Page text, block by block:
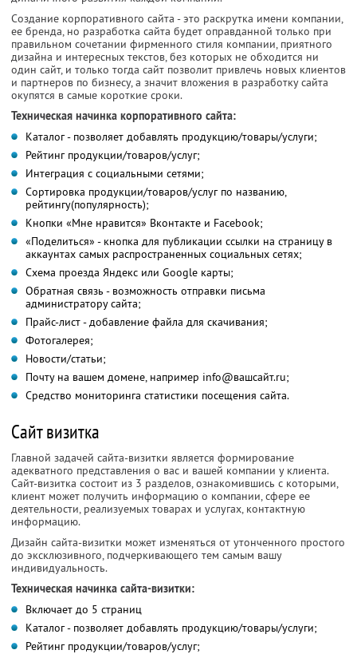
Создание корпоративного сайта - это раскрутка имени компании,
ее бренда, но разработка сайта будет оправданной только при
правильном сочетании фирменного стиля компании, приятного
дизайна и интересных текстов, без которых не обходится ни
один сайт, и только тогда сайт позволит привлечь новых клиентов
и партнеров по бизнесу, а значит вложения в разработку сайта
окупятся в самые короткие сроки.
Техническая начинка корпоративного сайта:
Каталог - позволяет добавлять продукцию/товары/услуги;
Рейтинг продукции/товаров/услуг;
Интеграция с социальными сетями;
Сортировка продукции/товаров/услуг по названию,
рейтингу(популярность);
Кнопки «Мне нравится» Вконтакте и Facebook;
«Поделиться» - кнопка для публикации ссылки на страницу в
аккаунтах самых распространенных социальных сетях;
Схема проезда Яндекс или Google карты;
Обратная связь - возможность отправки письма
администратору сайта;
Прайс-лист - добавление файла для скачивания;
Фотогалерея;
Новости/статьи;
Почту на вашем домене, например info@вашсайт.ru;
Средство мониторинга статистики посещения сайта.
Сайт визитка
Главной задачей сайта-визитки является формирование
адекватного представления о вас и вашей компании у клиента.
Сайт-визитка состоит из 3 разделов, ознакомившись с которыми,
клиент может получить информацию о компании, сфере ее
деятельности, реализуемых товарах и услугах, контактную
информацию.
Дизайн сайта-визитки может изменяться от утонченного простого
до эксклюзивного, подчеркивающего тем самым вашу
индивидуальность.
Техническая начинка сайта-визитки:
Включает до 5 страниц
Каталог - позволяет добавлять продукцию/товары/услуги;
Рейтинг продукции/товаров/услуг;